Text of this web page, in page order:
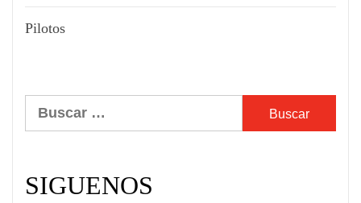
Pilotos
Buscar:
SIGUENOS